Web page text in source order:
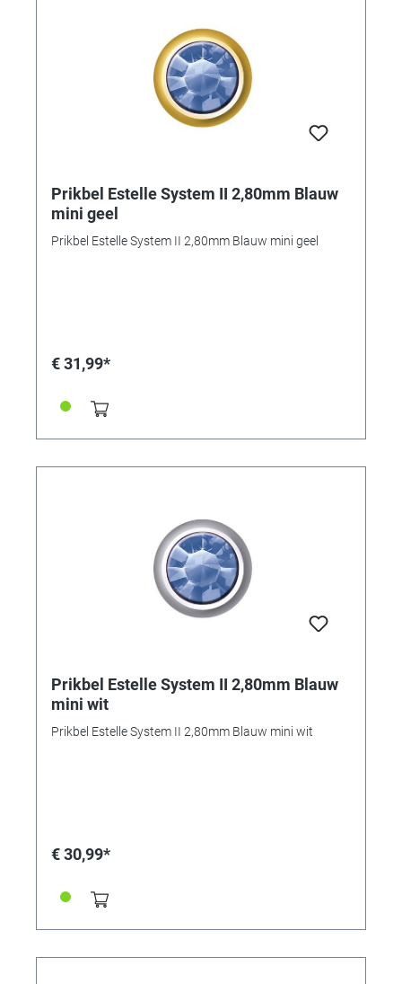
Prikbel Estelle System II 2,80mm Blauw
mini geel
Prikbel Estelle System II 2,80mm Blauw mini geel
€ 31,99*
Prikbel Estelle System II 2,80mm Blauw
mini wit
Prikbel Estelle System II 2,80mm Blauw mini wit
€ 30,99*